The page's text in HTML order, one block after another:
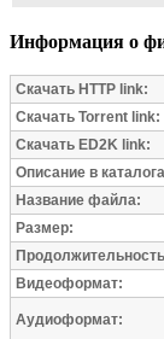
Информация о
Скачать HTTP link:
Скачать Torrent link:
Скачать ED2K link:
Описание в
Название файла:
Размер:
Видеоформат:
Аудиоформат: